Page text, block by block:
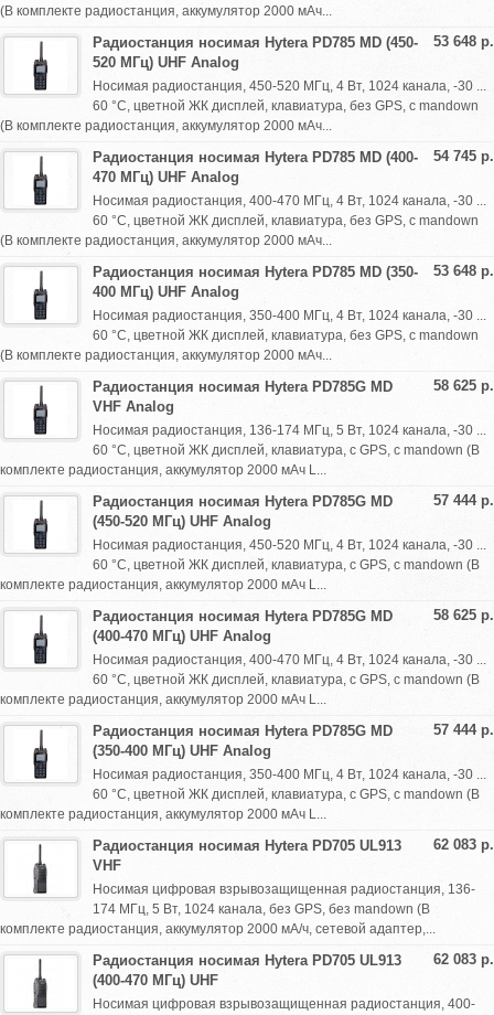
(В комплекте радиостанция, аккумулятор 2000 мАч...
53 648 р.
Радиостанция носимая Hytera PD785 MD (450-
520 МГц) UHF Analog
Носимая радиостанция, 450-520 МГц, 4 Вт, 1024 канала, -30 ...
60 °С, цветной ЖК дисплей, клавиатура, без GPS, с mandown
(В комплекте радиостанция, аккумулятор 2000 мАч...
54 745 р.
Радиостанция носимая Hytera PD785 MD (400-
470 МГц) UHF Analog
Носимая радиостанция, 400-470 МГц, 4 Вт, 1024 канала, -30 ...
60 °С, цветной ЖК дисплей, клавиатура, без GPS, с mandown
(В комплекте радиостанция, аккумулятор 2000 мАч...
53 648 р.
Радиостанция носимая Hytera PD785 MD (350-
400 МГц) UHF Analog
Носимая радиостанция, 350-400 МГц, 4 Вт, 1024 канала, -30 ...
60 °С, цветной ЖК дисплей, клавиатура, без GPS, с mandown
(В комплекте радиостанция, аккумулятор 2000 мАч...
58 625 р.
Радиостанция носимая Hytera PD785G MD
VHF Analog
Носимая радиостанция, 136-174 МГц, 5 Вт, 1024 канала, -30 ...
60 °С, цветной ЖК дисплей, клавиатура, с GPS, с mandown (В
комплекте радиостанция, аккумулятор 2000 мАч L...
57 444 р.
Радиостанция носимая Hytera PD785G MD
(450-520 МГц) UHF Analog
Носимая радиостанция, 450-520 МГц, 4 Вт, 1024 канала, -30 ...
60 °С, цветной ЖК дисплей, клавиатура, с GPS, с mandown (В
комплекте радиостанция, аккумулятор 2000 мАч L...
58 625 р.
Радиостанция носимая Hytera PD785G MD
(400-470 МГц) UHF Analog
Носимая радиостанция, 400-470 МГц, 4 Вт, 1024 канала, -30 ...
60 °С, цветной ЖК дисплей, клавиатура, с GPS, с mandown (В
комплекте радиостанция, аккумулятор 2000 мАч L...
57 444 р.
Радиостанция носимая Hytera PD785G MD
(350-400 МГц) UHF Analog
Носимая радиостанция, 350-400 МГц, 4 Вт, 1024 канала, -30 ...
60 °С, цветной ЖК дисплей, клавиатура, с GPS, с mandown (В
комплекте радиостанция, аккумулятор 2000 мАч L...
62 083 р.
Радиостанция носимая Hytera PD705 UL913
VHF
Носимая цифровая взрывозащищенная радиостанция, 136-
174 МГц, 5 Вт, 1024 канала, без GPS, без mandown (В
комплекте радиостанция, аккумулятор 2000 мА/ч, сетевой адаптер,...
62 083 р.
Радиостанция носимая Hytera PD705 UL913
(400-470 МГц) UHF
Носимая цифровая взрывозащищенная радиостанция, 400-